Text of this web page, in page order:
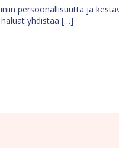
persoonallisuutta ja
yhdistää […]